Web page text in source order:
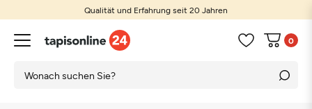
Qualität und Erfahrung seit 20 Jahren
0